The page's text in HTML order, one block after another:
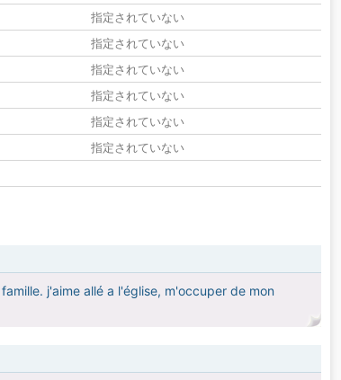
指定されていない
指定されていない
指定されていない
指定されていない
指定されていない
指定されていない
j'aime allé a l'église, m'occuper de mon